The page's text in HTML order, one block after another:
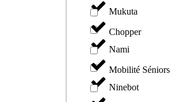
Mukuta
Nami
Ninebot
Chopper
Mobilité Séniors